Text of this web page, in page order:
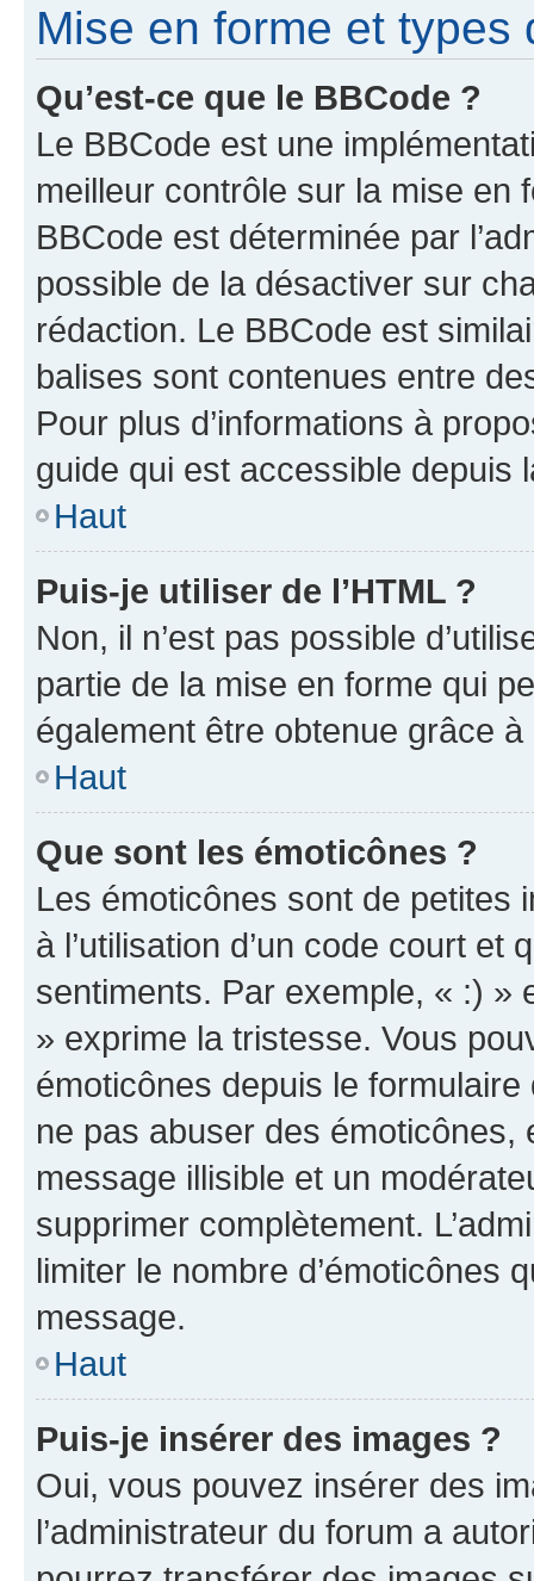
Mise en forme et types
Qu’est-ce que le BBCode ?
Le BBCode est une
meilleur contrôle sur la mise en
BBCode est déterminée par
possible de la désactiver sur
rédaction. Le BBCode est
balises sont contenues entre
Pour plus d’informations à
guide qui est accessible depuis
Haut
Puis-je utiliser de l’HTML ?
Non, il n’est pas possible
partie de la mise en forme qui
également être obtenue grâce à
Haut
Que sont les émoticônes ?
Les émoticônes sont de petites
à l’utilisation d’un code court et
sentiments. Par exemple, « :) »
» exprime la tristesse. Vous
émoticônes depuis le
ne pas abuser des
message illisible et un
supprimer complètement.
limiter le nombre d’émoticônes
message.
Haut
Puis-je insérer des images ?
Oui, vous pouvez insérer des
l’administrateur du forum a